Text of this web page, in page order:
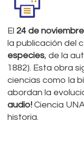
El 24 de noviembre
la publicación del
especies, de la
1882). Esta obra
ciencias como la
abordan la
audio! Ciencia
historia.